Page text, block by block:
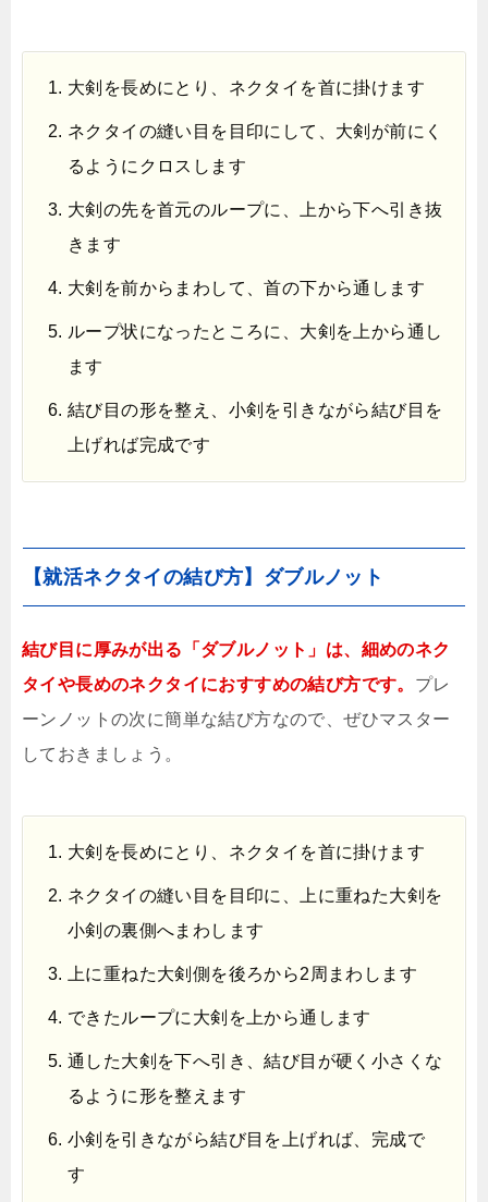
大剣を長めにとり、ネクタイを首に掛けます
ネクタイの縫い目を目印にして、大剣が前にく
るようにクロスします
大剣の先を首元のループに、上から下へ引き抜
きます
大剣を前からまわして、首の下から通します
ループ状になったところに、大剣を上から通し
ます
結び目の形を整え、小剣を引きながら結び目を
上げれば完成です
【就活ネクタイの結び方】ダブルノット
結び目に厚みが出る「ダブルノット」は、細めのネク
タイや長めのネクタイにおすすめの結び方です。 プレ
ーンノットの次に簡単な結び方なので、ぜひマスター
しておきましょう。
大剣を長めにとり、ネクタイを首に掛けます
ネクタイの縫い目を目印に、上に重ねた大剣を
小剣の裏側へまわします
上に重ねた大剣側を後ろから2周まわします
できたループに大剣を上から通します
通した大剣を下へ引き、結び目が硬く小さくな
るように形を整えます
小剣を引きながら結び目を上げれば、完成で
す